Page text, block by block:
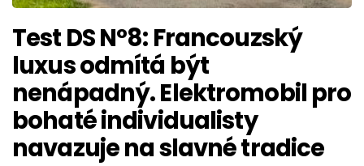
Test DS N°8: Francouzský
luxus odmítá být
nenápadný. Elektromobil pro
bohaté individualisty
navazuje na slavné tradice